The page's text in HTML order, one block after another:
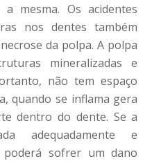
mesma. Os acidentes
nos dentes também
da polpa. A polpa
mineralizadas e
não tem espaço
quando se inflama gera
dentro do dente. Se a
adequadamente e
poderá sofrer um dano